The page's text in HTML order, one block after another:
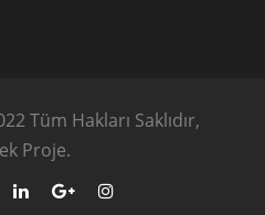
Tüm Hakları Saklıdır,
Proje.